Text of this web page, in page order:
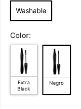
Washable
Color:
Extra
Black
Negro